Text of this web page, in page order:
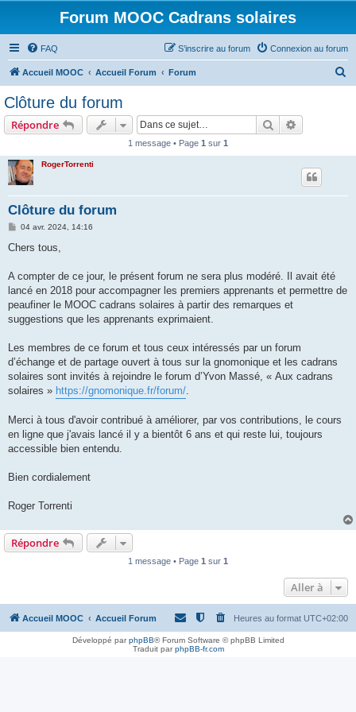
Forum MOOC Cadrans solaires
FAQ Connexion au forum
S’inscrire au forum
Accueil MOOC Accueil Forum Forum
Clôture du forum
Répondre Rechercher
1 message • Page 1 sur 1
RogerTorrenti
Clôture du forum
M
s
g
04 avr. 2024, 14:16
Chers tous,
A compter de ce jour, le présent forum ne sera plus modéré. Il avait été
lancé en 2018 pour accompagner les premiers apprenants et permettre de
peaufiner le MOOC cadrans solaires à partir des remarques et
suggestions que les apprenants exprimaient.
Les membres de ce forum et tous ceux intéressés par un forum
d’échange et de partage ouvert à tous sur la gnomonique et les cadrans
solaires sont invités à rejoindre le forum d’Yvon Massé, « Aux cadrans
solaires » https://gnomonique.fr/forum/.
Merci à tous d'avoir contribué à améliorer, par vos contributions, le cours
en ligne que j'avais lancé il y a bientôt 6 ans et qui reste lui, toujours
accessible bien entendu.
Bien cordialement
Roger Torrenti
Répondre
1 message • Page 1 sur 1
Aller à
Accueil MOOC Accueil Forum Heures au format UTC+02:00
Développé parphpBB® Forum Software © phpBB Limited
Traduit parphpBB-fr.com